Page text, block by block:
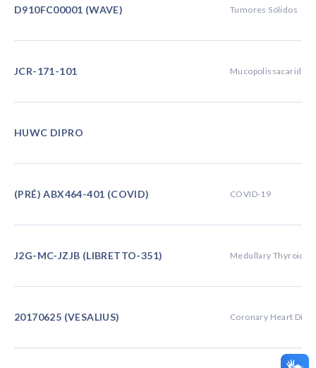
D910FC00001 (WAVE) Tumores Sólidos
JCR-171-101
HUWC DIPRO
(PRÉ) ABX464-401 (COVID) COVID-19
J2G-MC-JZJB (LIBRETTO-351) Medullary Thyroid
20170625 (VESALIUS) Coronary Heart